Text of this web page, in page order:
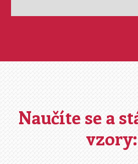
Naučíte se a
vzory: